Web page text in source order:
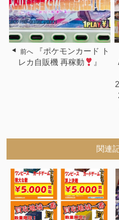
前へ
『ポケモンカード ト
レカ自販機 再稼動
』
関連